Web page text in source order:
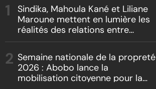
Sindika, Mahoula Kané et Liliane
Maroune mettent en lumière les
réalités des relations entre
« Boss vs Boss »
Semaine nationale de la propreté
2026 : Abobo lance la
mobilisation citoyenne pour la